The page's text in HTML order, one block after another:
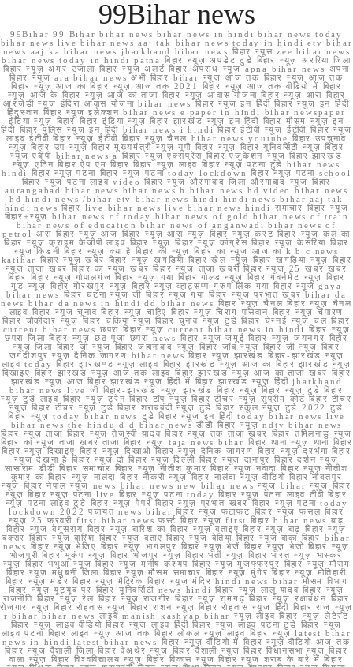
99Bihar news
99Bihar 99 Bihar bihar news bihar news in hindi bihar news today
bihar news live bihar news aaj tak bihar news today in hindi etv bihar
news aaj ka bihar news jharkhand bihar news बिहार न्यूस zee bihar news
bihar news today in hindi patna बिहार न्यूज़ अपडेट टुडे बिहार न्यूज़ अररिया जिला
बिहार न्यूज़ अमर उजाला बिहार न्यूज़ अलर्ट बिहार अपराध न्यूज़ apna bihar news अपना
बिहार न्यूज़ ara bihar news अभी बिहार bihar न्यूज़ आज तक बिहार न्यूज़ आज तक
बिहार न्यूज़ आज का बिहार न्यूज़ आज तक 2021 बिहार न्यूज़ आज तक वीडियो में बिहार
न्यूज़ आज के बिहार न्यूज़ आज का ताजा बिहार न्यूज़ आवास योजना बिहार न्यूज़ आरा बिहार
आरजेडी न्यूज़ इंदिरा आवास योजना bihar news बिहार न्यूज़ इन हिंदी बिहार न्यूज़ इन हिंदी
हिंदुस्तान बिहार न्यूज़ इलेक्शन bihar news e paper in hindi bihar newspaper
इंडिया न्यूज़ बिहार बिहार इंडिया न्यूज़ बिहार झारखंड न्यूज़ इन हिंदी बिहार मौसम न्यूज़ इन
हिंदी बिहार पुलिस न्यूज़ इन हिंदी bihar news i hindi बिहार ईटीवी न्यूज़ ईटीवी बिहार न्यूज़
लाइव ईटीवी बिहार न्यूज़ ईटीवी बिहार न्यूज़ चैनल bihar news youtube बिहार उपचुनाव
न्यूज़ बिहार उप न्यूज़ बिहार मुख्यमंत्री न्यूज़ यूपी बिहार न्यूज़ बिहार यूनिवर्सिटी न्यूज़ बिहार
न्यूज़ एबीपी bihar news a बिहार न्यूज़ एक्सप्रेस बिहार एजुकेशन न्यूज़ बिहार झारखंड
न्यूज़ एटिन बिहार ऐप एम बिहार बिहार न्यूज़ लाइव बिहार न्यूज़ पटना टुडे bihar news
hindi बिहार न्यूज़ पटना बिहार न्यूज़ पटना today lockdown बिहार न्यूज़ पटना school
बिहार न्यूज़ पटना लाइव video बिहार न्यूज़ औरंगाबाद जिला औरंगाबाद न्यूज़ बिहार
aurangabad bihar news bihar news h bihar news hd video bihar news
hd hindi news /bihar etv bihar news hindi hindi news bihar aaj tak
hindi news बिहार live bihar news live bihar news hindi समाचार बिहार न्यूज़
बिहार+न्यूज़ bihar news of today bihar news of gold bihar news of train
bihar news of education bihar news of anganwadi bihar news of
petrol आरा बिहार न्यूज़ आज बिहार न्यूज़ आरा न्यूज़ बिहार न्यूज़ करंट बिहार न्यूज़ कल का
बिहार न्यूज़ क्राइम केजीपी लाइव बिहार न्यूज़ बिहार न्यूज़ कांग्रेस बिहार न्यूज़ केसरिया बिहार
न्यूज़ किडनी बिहार न्यूज़ क्या है बिहार की न्यूज़ बिहार का न्यूज़ आज का k b c news
katihar बिहार न्यूज़ खबर बिहार न्यूज़ खगड़िया बिहार खेल न्यूज़ बिहार खगड़िया न्यूज़ बिहार
न्यूज़ ताजा खबर बिहार का न्यूज़ खबर बिहार न्यूज़ ताजा खबरी बिहार न्यूज़ 25 खबर खबर
बिहार बिहार न्यूज़ गोपालगंज बिहार न्यूज़ गया बिहार गोल्ड न्यूज़ बिहार गवर्नमेंट न्यूज़ बिहार
गुड न्यूज़ बिहार गोरखपुर न्यूज़ बिहार न्यूज़ व्हाट्सप्प ग्रुप लिंक गया बिहार न्यूज़ gaya
bihar news बिहार घटना न्यूज़ जी बिहार न्यूज़ गया बिहार न्यूज़ प्रभात खबर bihar da
news bihar da news in hindi dd bihar news बिहार न्यूज़ चैनल बिहार न्यूज़ चैनल
लाइव बिहार न्यूज़ चुनाव बिहार न्यूज़ चाहिए बिहार न्यूज़ चिराग पासवान बिहार न्यूज़ चंपारण
बिहार चौकीदार न्यूज़ बिहार चकिया न्यूज़ बिहार चुनाव न्यूज़ टुडे बिहार चेन्नई न्यूज़ चल बिहार
current bihar news छपरा बिहार न्यूज़ current bihar news in hindi बिहार न्यूज़
छपरा जिला बिहार न्यूज़ छठ पूजा छपरा news बिहार न्यूज़ जमुई बिहार न्यूज़ जयनगर बिहार
न्यूज़ जिला बिहार जी न्यूज़ बिहार जहानाबाद न्यूज़ बिहार जॉब न्यूज़ बिहार ज़ी न्यूज़ बिहार
जगदीशपुर न्यूज़ दैनिक जागरण bihar news बिहार न्यूज़ झारखंड बिहार-झारखंड न्यूज़
लाइव today बिहार झारखण्ड न्यूज़ लाइव बिहार झारखंड न्यूज़ आज का बिहार झारखंड न्यूज़
दिखाइए बिहार झारखंड न्यूज़ आज तक लाइव बिहार झारखंड न्यूज़ आज का ताजा खबर बिहार
झारखंड न्यूज़ आज बिहार झारखंड न्यूज़ हिंदी में बिहार झारखंड न्यूज़ हिंदी jharkhand
bihar news live जी बिहार-झारखंड न्यूज़ झारखंड बिहार न्यूज़ बिहार न्यूज़ टुडे बिहार
न्यूज़ टुडे लाइव बिहार न्यूज़ ट्रेन बिहार टॉप न्यूज़ बिहार टीचर न्यूज़ सुप्रीम कोर्ट बिहार टीचर
न्यूज़ बिहार टीचर न्यूज़ टुडे बिहार शराबबंदी न्यूज़ टुडे बिहार स्कूल न्यूज़ टुडे 2022 टुडे
बिहार न्यूज़ today bihar news टुडे बिहार न्यूज़ इन हिंदी today bihar news live
bihar news the hindu d d bihar news डीडी बिहार न्यूज़ ndtv bihar news
बिहार न्यूज़ ताजा बिहार न्यूज़ तेजस्वी यादव बिहार न्यूज़ तक ताजा खबर बिहार तमिलनाडु न्यूज़
बिहार का न्यूज़ ताजा खबर ताजा बिहार न्यूज़ taja news bihar बिहार थाना न्यूज़ थाना बिहार
बिहार न्यूज़ दिखाइए बिहार न्यूज़ दिखाओ बिहार न्यूज़ दैनिक जागरण बिहार न्यूज़ दरभंगा बिहार
न्यूज़ देखना है बिहार न्यूज़ दो बिहार न्यूज़ दिल्ली बिहार न्यूज़ दानापुर बिहार दर्शन न्यूज़
सासाराम डीडी बिहार समाचार बिहार न्यूज़ नीतीश कुमार बिहार न्यूज़ नवादा बिहार न्यूज़ नीतीश
कुमार का बिहार न्यूज़ नालंदा बिहार नौकरी न्यूज़ बिहार नालंदा न्यूज़ वीडियो बिहार नौबतपुर
न्यूज़ बिहार नेपाल न्यूज़ news bihar news new bihar news न्यूज़ bihar न्यूज़ बिहार
न्यूज़ बिहार न्यूज़ पटना live बिहार न्यूज़ पटना today बिहार न्यूज़ पटना लाइव टीवी बिहार
न्यूज़ पटना लाइव टुडे बिहार न्यूज़ पेपर बिहार न्यूज़ प्रभात खबर बिहार न्यूज़ पटना today
lockdown 2022 पंचायत news bihar बिहार न्यूज़ फटाफट बिहार न्यूज़ फसल बिहार
न्यूज़ 25 फरवरी first bihar news फर्स्ट बिहार न्यूज़ first बिहार bihar news बाढ़
बिहार न्यूज़ बेगूसराय बिहार न्यूज़ बारिश का बिहार न्यूज़ बताइए बिहार न्यूज़ बाढ़ बिहार न्यूज़
बक्सर बिहार न्यूज़ बारिश बिहार न्यूज़ बताएं बिहार न्यूज़ बेतिया बिहार न्यूज़ बांका बिहार bihar
news बिहार न्यूज़ भेजिए बिहार न्यूज़ भागलपुर बिहार न्यूज़ भेजें बिहार न्यूज़ भेजो बिहार न्यूज़
भोजपुरी बिहार भूकंप न्यूज़ बिहार भोजपुर न्यूज़ बिहार भर्ती न्यूज़ बिहार भारत न्यूज़ भास्कर
न्यूज़ बिहार भभुआ न्यूज़ बिहार न्यूज़ मनीष कश्यप बिहार न्यूज़ मुजफ्फरपुर बिहार न्यूज़ मौसम
बिहार न्यूज़ मधुबनी जिला बिहार न्यूज़ मौसम समाचार बिहार न्यूज़ मुंगेर बिहार न्यूज़ मोतिहारी
बिहार न्यूज़ मर्डर बिहार न्यूज़ मैट्रिक बिहार न्यूज़ मंदिर hindi news bihar मौसम विभाग
बिहार न्यूज़ यूट्यूब पर बिहार यूनिवर्सिटी news hindi बिहार न्यूज़ लालू यादव बिहार न्यूज़
राजनीति बिहार न्यूज़ रेल बिहार न्यूज़ राजगीर बिहार न्यूज़ रामगढ़ बिहार न्यूज़ रक्षाबंधन बिहार
रोजगार न्यूज़ बिहार रोहतास न्यूज़ बिहार राशन न्यूज़ बिहार रोहतास न्यूज़ हिंदी बिहार राज न्यूज़
r bihar bihar news लाइव manish kashyap bihar न्यूज़ लाइव बिहार न्यूज़ लेटेस्ट
बिहार न्यूज़ लाइव वीडियो बिहार न्यूज़ लाइव हिंदी बिहार न्यूज़ लाइव पटना टुडे बिहार न्यूज़
लाइव पटना बिहार लाइव न्यूज़ आज तक बिहार लोकल न्यूज़ लाइव बिहार न्यूज़ latest bihar
news in hindi latest bihar news बिहार न्यूज़ वीडियो में बिहार न्यूज़ वीडियो आज तक
बिहार न्यूज़ वैशाली जिला बिहार वेअथेर न्यूज़ बिहार वैशाली न्यूज़ बिहार विधानसभा न्यूज़ बिहार
वाला न्यूज़ बिहार विश्वविद्यालय न्यूज़ बिहार विकास न्यूज़ बिहार न्यूज़ शराब के बारे में बिहार